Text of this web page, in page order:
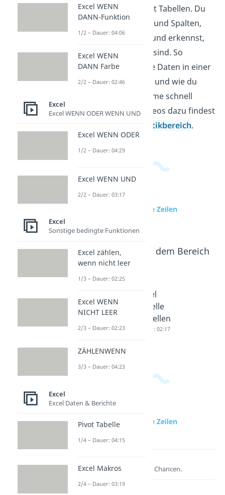
gehört zum Arbeiten mit Tabellen. Du
ordnest Werte in Zeilen und Spalten,
prüfst ihre Anordnung und erkennst,
wie Tabellen aufgebaut sind. So
verstehst du besser, wie Daten in einer
Tabelle sichtbar bleiben und wie du
typische Anzeigeprobleme schnell
einordnest. Weitere Videos dazu findest
Informatikbereich.
zur Videoseite: Excel alle Zeilen
Beliebte Inhalte aus dem Bereich
Excel
Durchsch
Dauer: 02:27
Diagram
m
erstellen
Excel
Tabelle
erstellen
Dauer: 02:17
zur Videoseite: Excel alle Zeilen
Entdecke hier deine Chancen.
Excel WENN
DANN-Funktion
1/2 – Dauer: 04:06
Excel WENN
DANN Farbe
2/2 – Dauer: 02:46
Excel
Excel WENN ODER WENN UND
Excel WENN ODER
1/2 – Dauer: 04:29
Excel WENN UND
2/2 – Dauer: 03:17
Excel
Sonstige bedingte Funktionen
Excel zählen,
wenn nicht leer
1/3 – Dauer: 02:25
Excel WENN
NICHT LEER
2/3 – Dauer: 02:23
ZÄHLENWENN
3/3 – Dauer: 04:23
Excel
Excel Daten & Berichte
Pivot Tabelle
1/4 – Dauer: 04:15
Excel Makros
2/4 – Dauer: 03:19